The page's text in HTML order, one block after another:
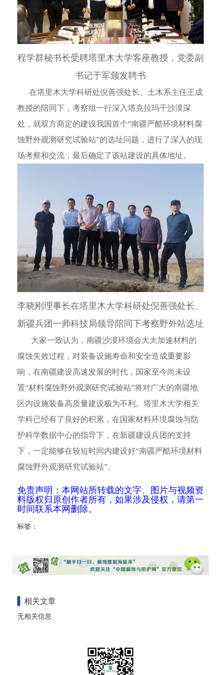
程学群秘书长受聘塔里木大学客座教授，党委副
书记于军颁发聘书
在塔里木大学科研处倪善强处长、土木系主任王成
教授的陪同下，考察组一行深入塔克拉玛干沙漠深
处，就双方商定的建设我国首个“南疆严酷环境材料腐
蚀野外观测研究试验站”的选址问题，进行了深入的现
场考察和交流，最后确定了该站建设的具体地址。
李晓刚理事长在塔里木大学科研处倪善强处长、
新疆兵团一师科技局领导陪同下考察野外站选址
大家一致认为，南疆沙漠环境会大大加速材料的
腐蚀失效过程，对装备设施寿命和安全造成重要影
响，在南疆建设高速发展的时代，国家至今尚未设
置“材料腐蚀野外观测研究试验站”将对广大的南疆地
区内设施装备高质量建设极为不利。塔里木大学相关
学科已经有了良好的积累，在国家材料环境腐蚀与防
护科学数据中心的指导下，在新疆建设兵团的支持
下，一定能够在较短时间内建设好“南疆严酷环境材料
腐蚀野外观测研究试验站”。
免责声明：本网站所转载的文字、图片与视频资
料版权归原创作者所有，如果涉及侵权，请第一
时间联系本网删除。
标签：
相关文章
无相关信息